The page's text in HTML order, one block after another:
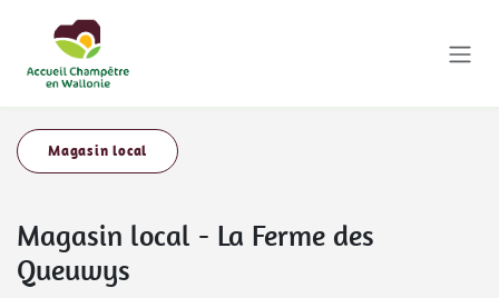
Magasin local
Magasin local - La Ferme des
Queuwys